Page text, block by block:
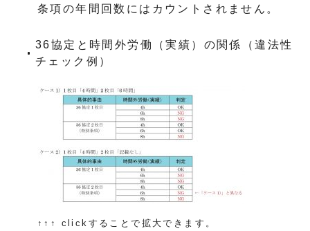
条項の年間回数にはカウントされません。
36協定と時間外労働（実績）の関係（違法性
チェック例）
↑↑↑ clickすることで拡大できます。